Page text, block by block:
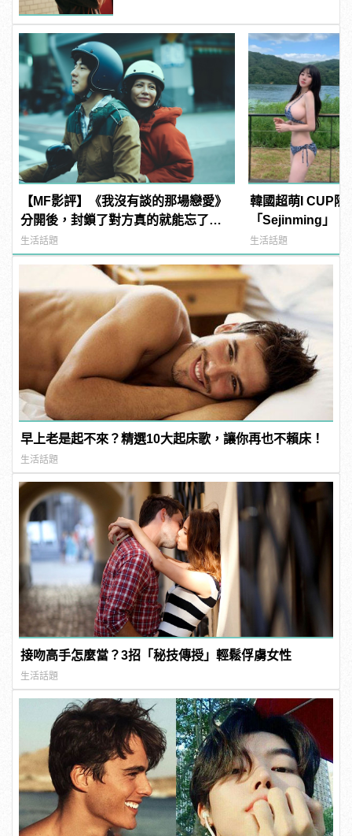
【MF影評】《我沒有談的那場戀愛》
分開後，封鎖了對方真的就能忘了他
嗎？
生活話題
韓國超萌I CUP隱
「Sejinming」
了吧！ |
生活話題
早上老是起不來？精選10大起床歌，讓你再也不賴床！
生活話題
接吻高手怎麼當？3招「秘技傳授」輕鬆俘虜女性
生活話題